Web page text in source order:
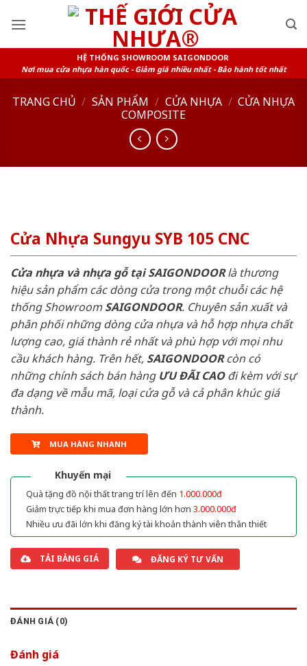
HỆ THỐNG SHOWROOM SAIGONDOOR
Nơi mua cửa nhựa hàn quốc - Giảm giá nhiều nhất - Bảo hành tốt nhất
TRANG CHỦ / SẢN PHẨM / CỬA NHỰA / CỬA NHỰA
COMPOSITE
Cửa Nhựa Sungyu SYB 105 CNC
Cửa nhựa và nhựa gỗ tại SAIGONDOORlà thương
hiệu sản phẩm các dòng cửa trong một chuỗi các hệ
thống ShowroomSAIGONDOOR. Chuyên sản xuất và
phân phối những dòng cửa nhựa và hỗ hợp nhựa chất
lượng cao, giá thành rẻ nhất và phù hợp với mọi nhu
cầu khách hàng. Trên hết, SAIGONDOORcòn có
những chính sách bán hàng ƯU ĐÃI CAOđi kèm với sự
đa dạng về mẫu mã, loại cửa gỗ và cả phân khúc giá
thành.
MUA HÀNG NHANH
Khuyến mại
Quà tặng đồ nội thất trang trí lên đến 1.000.000đ
Giảm trực tiếp khi mua đơn hàng lớn hơn 3.000.000đ
Nhiều ưu đãi lớn khi đăng ký tài khoản thành viên thân thiết
TẢI BẢNG GIÁ ĐĂNG KÝ TƯ VẤN
ĐÁNH GIÁ (0)
Đánh giá